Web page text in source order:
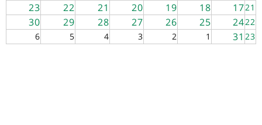
21
17
18
19
20
21
22
23
22
24
25
26
27
28
29
30
23
31
1
2
3
4
5
6